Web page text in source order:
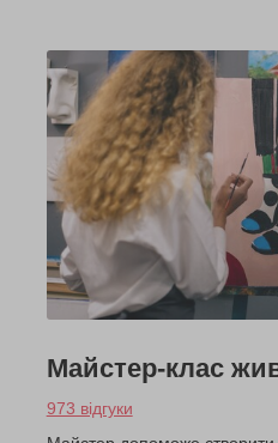
Майстер-клас
973 відгуки